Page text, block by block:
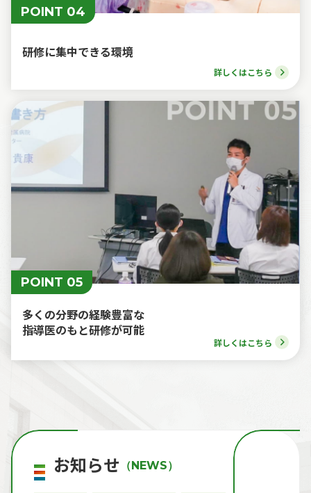
POINT 04
研修に集中できる環境
詳しくはこちら
POINT 05
多くの分野の経験豊富な
指導医のもと研修が可能
詳しくはこちら
お知らせ （NEWS）